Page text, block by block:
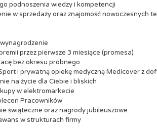
podnoszenia wiedzy i kompetencji
w sprzedaży oraz znajomość nowoczesnych
przez pierwsze 3 miesiące (promesa)
bez okresu próbnego
i prywatną opiekę medyczną Medicover z
na życie dla Ciebie i bliskich
w elektromarkecie
Pracowników
świąteczne oraz nagrody jubileuszowe
w strukturach firmy